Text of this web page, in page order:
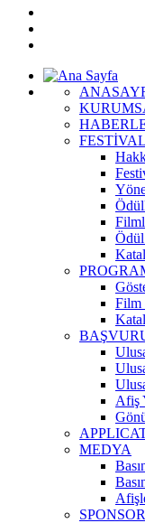
FESTİVAL
Film
Afiş
MEDYA